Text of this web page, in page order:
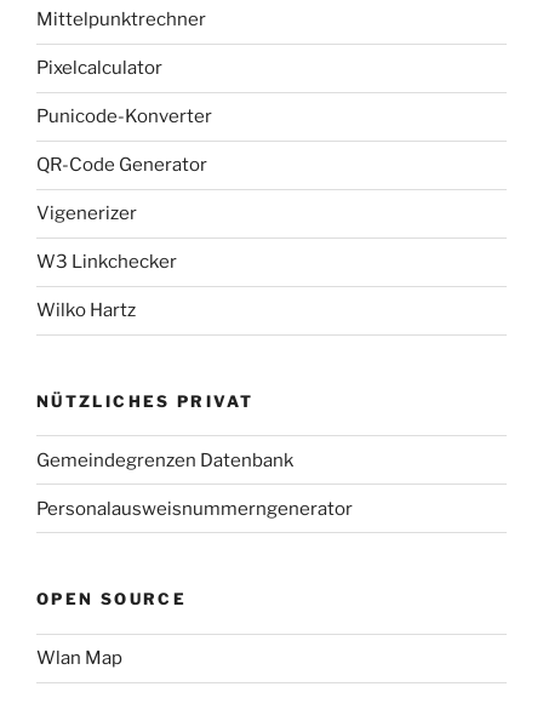
Mittelpunktrechner
Pixelcalculator
Punicode-Konverter
QR-Code Generator
Vigenerizer
W3 Linkchecker
Wilko Hartz
NÜTZLICHES PRIVAT
Gemeindegrenzen Datenbank
Personalausweisnummerngenerator
OPEN SOURCE
Wlan Map